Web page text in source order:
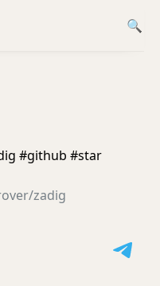
#github #star
zadig